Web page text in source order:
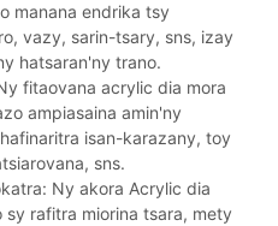
manana endrika tsy
vazy, sarin-tsary, sns, izay
hatsaran'ny trano.
fitaovana acrylic dia mora
ampiasaina amin'ny
isan-karazany, toy
sns.
Ny akora Acrylic dia
sy rafitra miorina tsara, mety